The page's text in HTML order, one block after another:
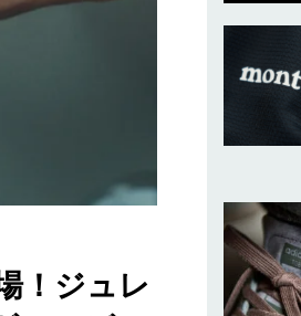
！ジュレ